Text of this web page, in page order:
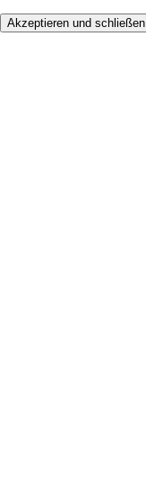
Akzeptieren und schließen